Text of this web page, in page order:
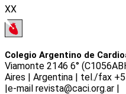
XX
Colegio Argentino de
Viamonte 2146 6°
Aires | Argentina | tel./fax
|e-mail revista@caci.org.ar |